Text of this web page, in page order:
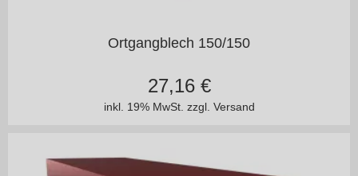
Ortgangblech 150/150
inkl. 19% MwSt. zzgl. Versand
27,16€